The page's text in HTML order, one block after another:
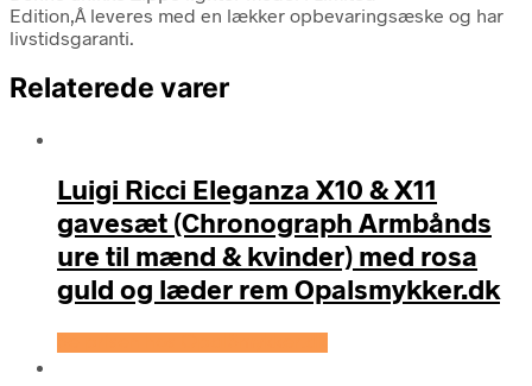
Edition,Â leveres med en lækker opbevaringsæske og har
livstidsgaranti.
Relaterede varer
Luigi Ricci Eleganza X10 & X11
gavesæt (Chronograph Armbånds
ure til mænd & kvinder) med rosa
guld og læder rem Opalsmykker.dk